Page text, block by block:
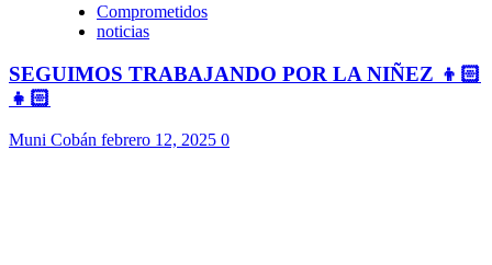
Comprometidos
noticias
SEGUIMOS TRABAJANDO POR LA NIÑEZ 👦🏻
👧🏻
Muni Cobán febrero 12, 2025 0